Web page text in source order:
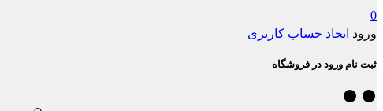
0
ورود ایجاد حساب کاربری
ثبت نام ورود در فروشگاه